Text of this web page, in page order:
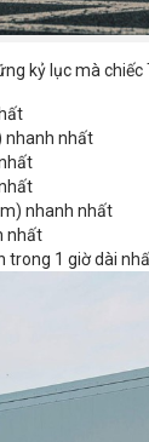
kỷ lục mà chiếc
nhanh nhất
nhanh nhất
nhất
trong 1 giờ dài